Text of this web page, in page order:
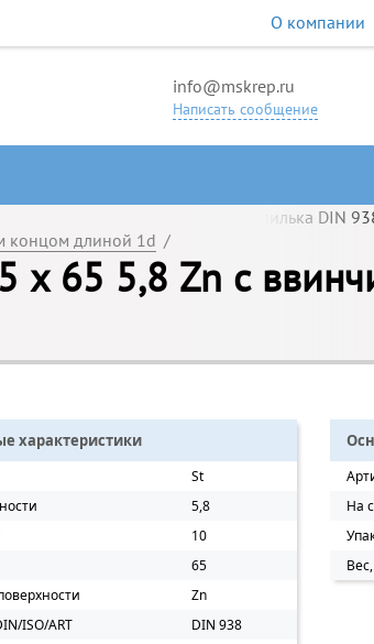
О компании
info@mskrep.ru
Написать сообщение
концом длиной 1d /
х 65 5,8 Zn с
характеристики
St
5,8
10
65
Zn
ISO/ART
DIN 938
На